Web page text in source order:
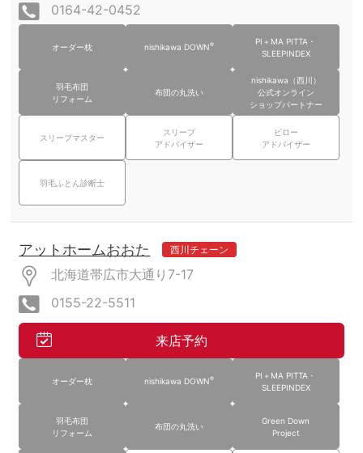
0164-42-0452
オーダー枕 nishikawa DOWN®
PI＋MA PITTA・
SLEEPINDEX
羽毛布団
リフォーム
布団の丸洗い
nishikawa（西川）
公式オンライン
ショップパートナー
スリープマスター
スリープ
アドバイザー
ピロー
アドバイザー
羽毛ふとん診断士
アットホームおおた 西川チェーン
北海道帯広市大通り7-17
0155-22-5511
来店予約
オーダー枕 nishikawa DOWN®
PI＋MA PITTA・
SLEEPINDEX
羽毛布団
リフォーム
布団の丸洗い
Green Down
Project